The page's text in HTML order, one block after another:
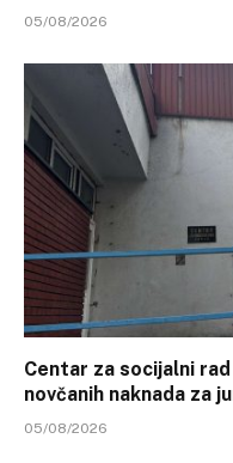
05/08/2026
Centar za socijalni
novčanih naknada za
05/08/2026